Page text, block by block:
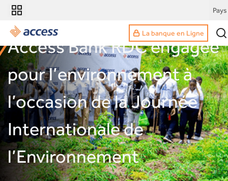
Pays
La banque en Ligne
Access Bank RDC engagée
pour l’environnement à
l’occasion de la Journée
Internationale de
l’Environnement